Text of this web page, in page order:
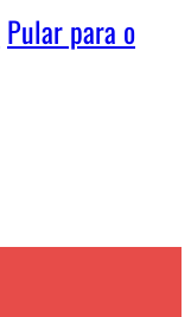
Pular para o